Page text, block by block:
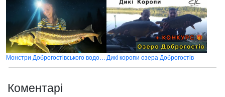
Монстри Доброгостівського водосховища Дикі коропи озера Доброгостів
Коментарі